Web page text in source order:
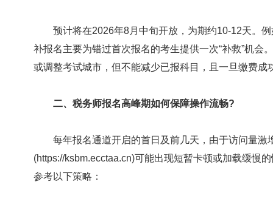
预计将在2026年8月中旬开放，为期约10-12天。例
补报名主要为错过首次报名的考生提供一次“补救”机
或调整考试城市，但不能减少已报科目，且一旦缴费成
二、税务师报名高峰期如何保障操作流畅?
每年报名通道开启的首日及前几天，由于访问量激
(https://ksbm.ecctaa.cn)可能出现短暂卡顿或加载缓慢
参考以下策略：